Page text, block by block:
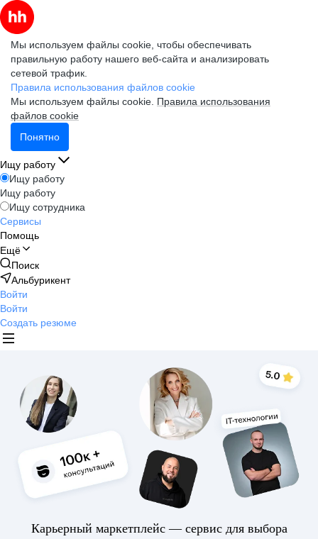
Мы используем файлы cookie, чтобы обеспечивать
правильную работу нашего веб-сайта и анализировать
сетевой трафик.
Правила использования файлов cookie
Мы используем файлы cookie. Правила использования
файлов cookie
Понятно
Ищу работу
Ищу работу
Ищу работу
Ищу сотрудника
Сервисы
Помощь
Ещё
Поиск
Альбурикент
Войти
Войти
Создать резюме
Карьерный маркетплейс — сервис для выбора